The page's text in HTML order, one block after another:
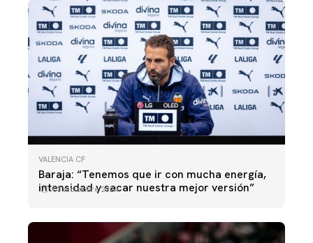
VALENCIA CF
Baraja: “Tenemos que ir con mucha energía,
intensidad y sacar nuestra mejor versión”
03 diciembre 2024